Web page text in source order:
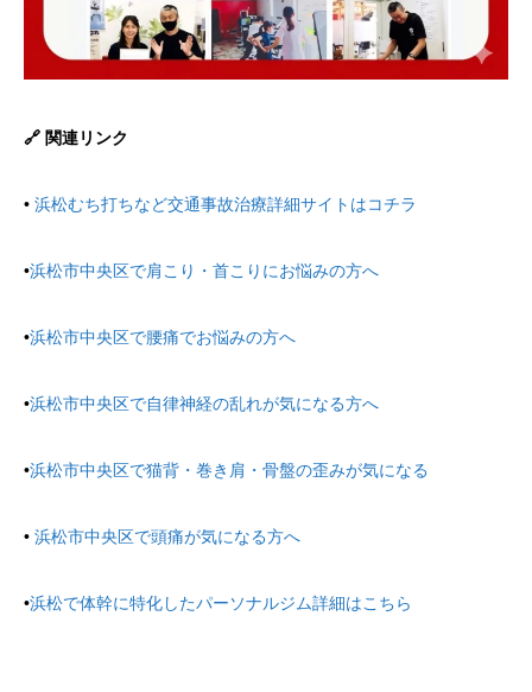
🔗 関連リンク
• 浜松むち打ちなど交通事故治療詳細サイトはコチラ
•浜松市中央区で肩こり・首こりにお悩みの方へ
•浜松市中央区で腰痛でお悩みの方へ
•浜松市中央区で自律神経の乱れが気になる方へ
•浜松市中央区で猫背・巻き肩・骨盤の歪みが気になる
• 浜松市中央区で頭痛が気になる方へ
•浜松で体幹に特化したパーソナルジム詳細はこちら